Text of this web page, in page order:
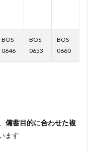
BOS-
0646
BOS-
0653
BOS-
0660
備蓄目的に合わせた複
ます